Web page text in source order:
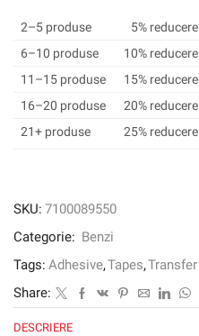
adeziv
™
9472LE,
transparent,
1220
m,
mm
2–5 produse
5% reducere
6–10 produse
10% reducere
11–15 produse
15% reducere
16–20 produse
20% reducere
21+ produse
25% reducere
SKU: 7100089550
Categorie: Benzi
Tags: Adhesive,Tapes,Transfer
Share:
DESCRIERE